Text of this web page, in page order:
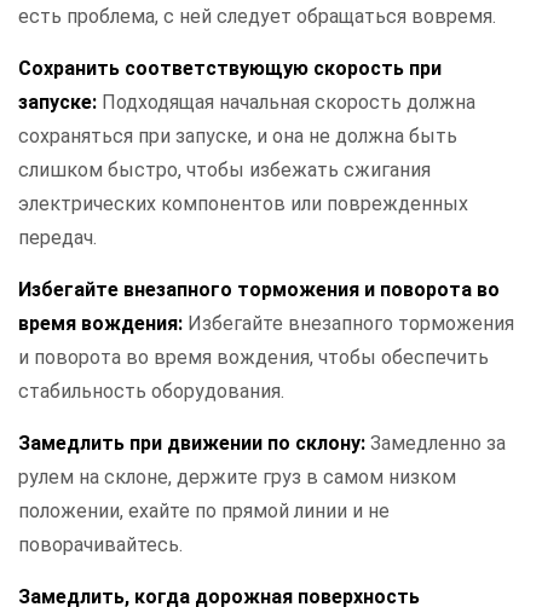
есть проблема, с ней следует обращаться вовремя.
Сохранить соответствующую скорость при
запуске: Подходящая начальная скорость должна
сохраняться при запуске, и она не должна быть
слишком быстро, чтобы избежать сжигания
электрических компонентов или поврежденных
передач.
Избегайте внезапного торможения и поворота во
время вождения: Избегайте внезапного торможения
и поворота во время вождения, чтобы обеспечить
стабильность оборудования.
Замедлить при движении по склону: Замедленно за
рулем на склоне, держите груз в самом низком
положении, ехайте по прямой линии и не
поворачивайтесь.
Замедлить, когда дорожная поверхность